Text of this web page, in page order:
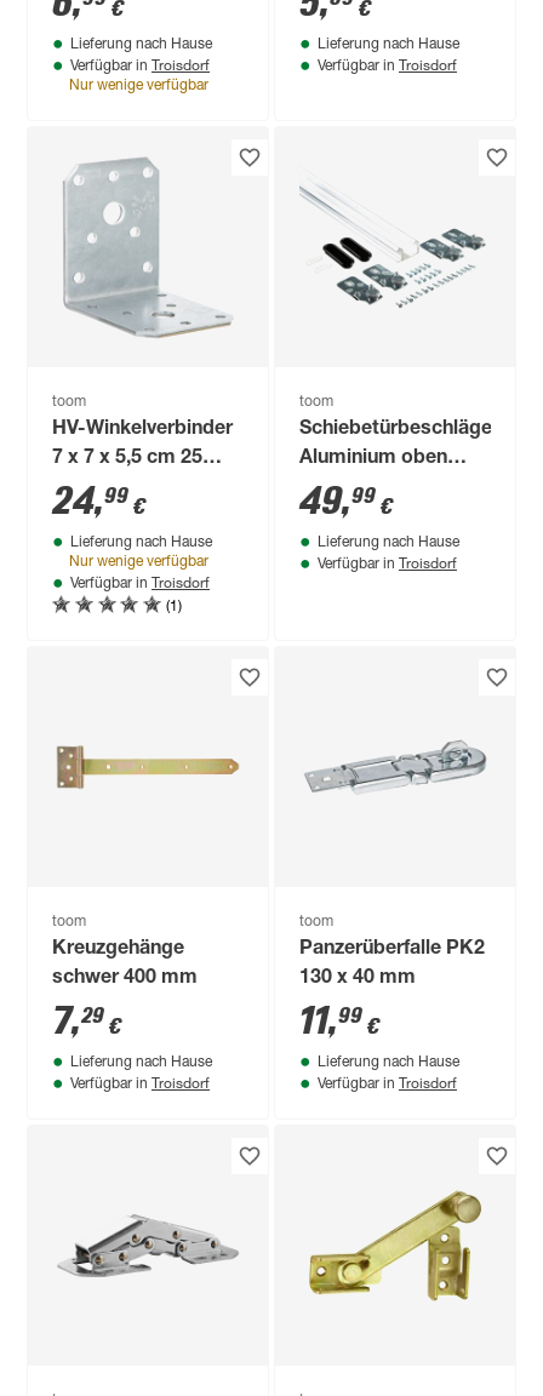
€
Lieferung nach Hause
Verfügbar in Troisdorf
Nur wenige verfügbar
€
Lieferung nach Hause
Verfügbar in Troisdorf
toom
HV-Winkelverbinder
7 x 7 x 5,5 cm 25
Stück
24,99 €
Lieferung nach Hause
Nur wenige verfügbar
Verfügbar in Troisdorf
(1)
toom
Schiebetürbeschläge
Aluminium oben
laufend 5,5 x 1500
mm 2 Stück
49,99 €
Lieferung nach Hause
Verfügbar in Troisdorf
toom
Kreuzgehänge
schwer 400 mm
7,29 €
Lieferung nach Hause
Verfügbar in Troisdorf
toom
Panzerüberfalle PK2
130 x 40 mm
11,99 €
Lieferung nach Hause
Verfügbar in Troisdorf